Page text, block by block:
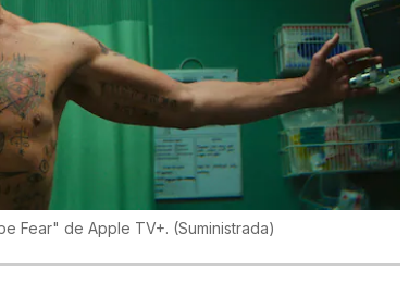
Fear" de Apple TV+. (Suministrada)